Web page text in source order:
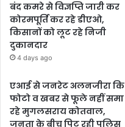
बंद कमरे से विज्ञप्ति जारी कर
कोरमपूर्ति कर रहे डीएओ,
किसानों को लूट रहे निजी
दुकानदार
4 days ago
एआई से जनरेट अलनजीरा कि
फोटो व खबर से फूले नहीं समा
रहे मुगलसराय कोतवाल,
जनता के बीच पिट रही पुलिस